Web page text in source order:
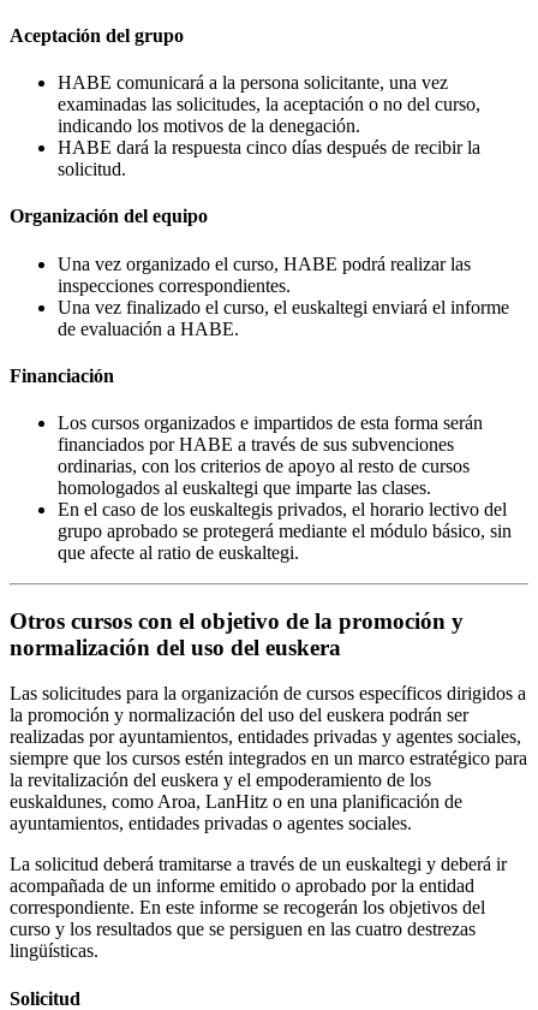
Aceptación del grupo
HABE comunicará a la persona solicitante, una vez
examinadas las solicitudes, la aceptación o no del curso,
indicando los motivos de la denegación.
HABE dará la respuesta cinco días después de recibir la
solicitud.
Organización del equipo
Una vez organizado el curso, HABE podrá realizar las
inspecciones correspondientes.
Una vez finalizado el curso, el euskaltegi enviará el informe
de evaluación a HABE.
Financiación
Los cursos organizados e impartidos de esta forma serán
financiados por HABE a través de sus subvenciones
ordinarias, con los criterios de apoyo al resto de cursos
homologados al euskaltegi que imparte las clases.
En el caso de los euskaltegis privados, el horario lectivo del
grupo aprobado se protegerá mediante el módulo básico, sin
que afecte al ratio de euskaltegi.
Otros cursos con el objetivo de la promoción y
normalización del uso del euskera
Las solicitudes para la organización de cursos específicos dirigidos a
la promoción y normalización del uso del euskera podrán ser
realizadas por ayuntamientos, entidades privadas y agentes sociales,
siempre que los cursos estén integrados en un marco estratégico para
la revitalización del euskera y el empoderamiento de los
euskaldunes, como Aroa, LanHitz o en una planificación de
ayuntamientos, entidades privadas o agentes sociales.
La solicitud deberá tramitarse a través de un euskaltegi y deberá ir
acompañada de un informe emitido o aprobado por la entidad
correspondiente. En este informe se recogerán los objetivos del
curso y los resultados que se persiguen en las cuatro destrezas
lingüísticas.
Solicitud